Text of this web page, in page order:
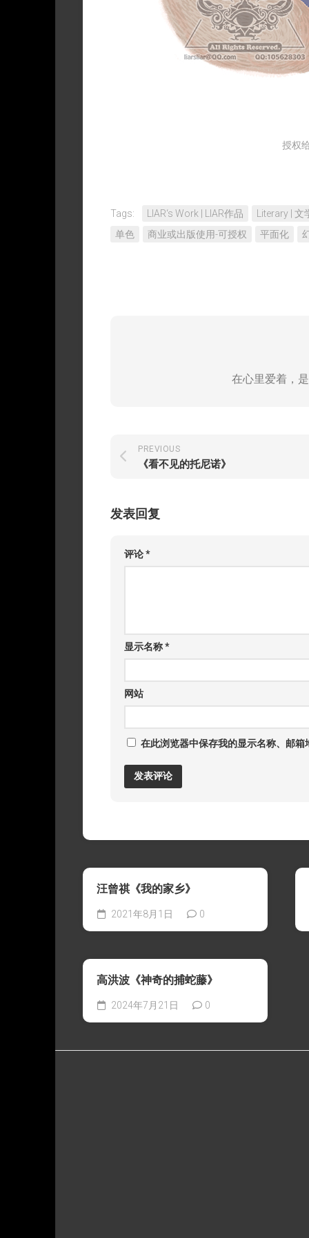
授权
Tags: LIAR‘s Work | LIAR作品
Literary |
单色
商业或出版使用-可授权 平面化
在心里爱着，
PREVIOUS
《看不见的托尼诺》
发表回复
评论*
显示名称*
网站
在此浏览器中保存我的显示名称、邮
汪曾祺《我的家乡》
2021年8月1日 0
高洪波《神奇的捕蛇藤》
2024年7月21日 0